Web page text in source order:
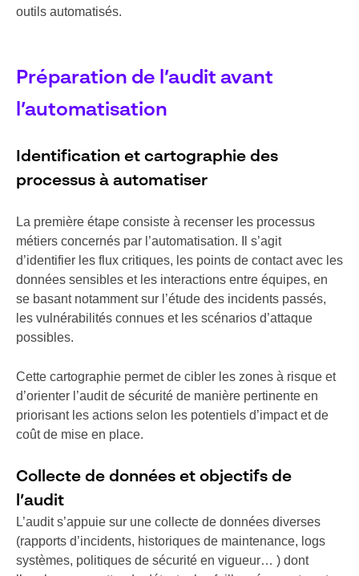
outils automatisés.
Préparation de l’audit avant
l’automatisation
Identification et cartographie des
processus à automatiser
La première étape consiste à recenser les processus
métiers concernés par l’automatisation. Il s’agit
d’identifier les flux critiques, les points de contact avec les
données sensibles et les interactions entre équipes, en
se basant notamment sur l’étude des incidents passés,
les vulnérabilités connues et les scénarios d’attaque
possibles.
Cette cartographie permet de cibler les zones à risque et
d’orienter l’audit de sécurité de manière pertinente en
priorisant les actions selon les potentiels d’impact et de
coût de mise en place.
Collecte de données et objectifs de
l’audit
L’audit s’appuie sur une collecte de données diverses
(rapports d’incidents, historiques de maintenance, logs
systèmes, politiques de sécurité en vigueur… ) dont